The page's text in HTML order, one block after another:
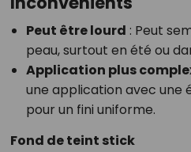
Peut être lourd : Peut
peau, surtout en été ou
Application plus
une application avec une
pour un fini uniforme.
Fond de teint stick